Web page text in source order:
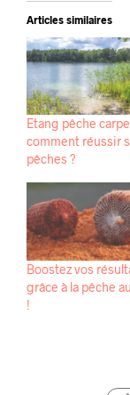
Articles similaires
Etang pêche
comment réussir
pêches ?
Boostez vos
grâce à la pêche
!